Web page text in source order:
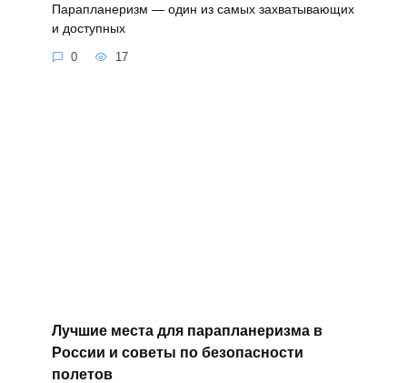
Парапланеризм — один из самых захватывающих
и доступных
0 17
Лучшие места для парапланеризма в
России и советы по безопасности
полетов